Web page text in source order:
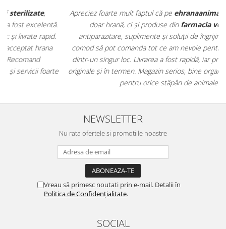
Apreciez foarte mult faptul că pe ehranaanimale.rogăsesc nu
doar hrană, ci și produse dinfarmacia veterinară:
antiparazitare, suplimente și soluții de îngrijire. Este foarte
comod să pot comanda tot ce am nevoie pentru animalul meu
dintr-un singur loc. Livrarea a fost rapidă, iar produsele au fost
originale și în termen. Magazin serios, bine organizat și foarte util
pentru orice stăpân de animale.
NEWSLETTER
Nu rata ofertele si promotiile noastre
Vreau să primesc noutati prin e-mail. Detalii în
Politica de Confidențialitate.
SOCIAL